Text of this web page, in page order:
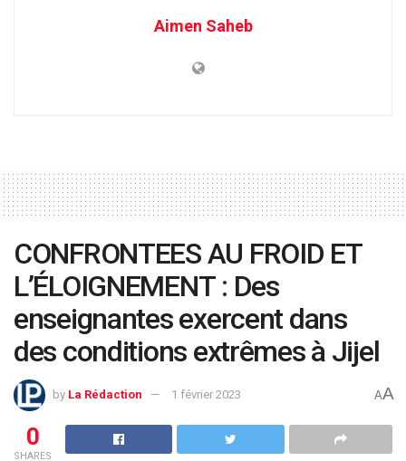
Aimen Saheb
CONFRONTEES AU FROID ET
L’ÉLOIGNEMENT : Des
enseignantes exercent dans
des conditions extrêmes à Jijel
by La Rédaction 1 février 2023 AA
0
SHARES